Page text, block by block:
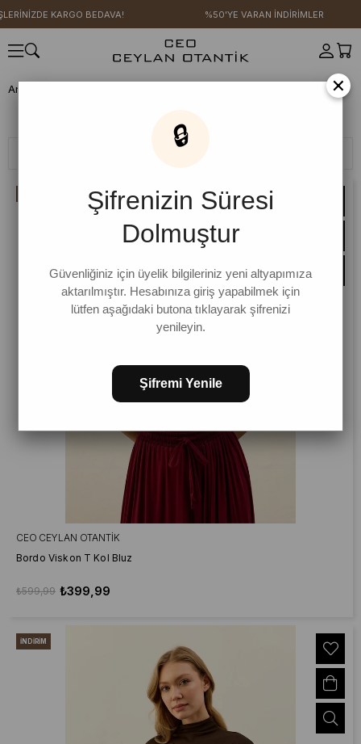
KARGO BEDAVA! %50'YE VARAN İNDİRİMLER
Anasayfa
Bluz
CEO CEYLAN OTANTIK
Bordo Viskon T Kol Bluz
₺399,99
₺599,99
İNDIRIM
×
🔒
Şifrenizin Süresi
Dolmuştur
Güvenliğiniz için üyelik bilgileriniz yeni altyapımıza
aktarılmıştır. Hesabınıza giriş yapabilmek için
lütfen aşağıdaki butona tıklayarak şifrenizi
yenileyin.
Şifremi Yenile